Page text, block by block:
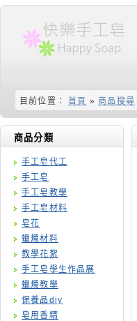
目前位置： 首頁 » 商品搜尋
商品分類
手工皂代工
手工皂
手工皂教學
手工皂材料
皂花
蠟燭材料
教學花絮
手工皂學生作品展
蠟燭教學
保養品diy
皂用香精